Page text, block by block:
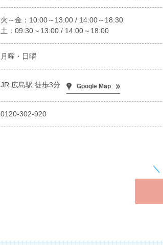
火～金：10:00～13:00 / 14:00～18:30
土：09:30～13:00 / 14:00～18:00
月曜・日曜
JR 広島駅 徒歩3分 Google Map
0120-302-920